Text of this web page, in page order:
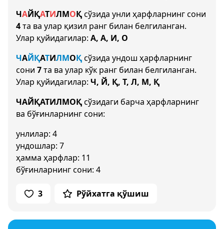
ЧАЙҚАТИЛМОҚсўзида унли ҳарфларнинг сони
4та ва улар қизил ранг билан белгиланган.
Улар қуйидагилар: А, А, И, О
ЧАЙҚАТИЛМОҚсўзида ундош ҳарфларнинг
сони 7та ва улар кўк ранг билан белгиланган.
Улар қуйидагилар: Ч, Й, Қ, Т, Л, М, Қ
ЧАЙҚАТИЛМОҚсўзидаги барча ҳарфларнинг
ва бўғинларнинг сони:
унлилар: 4
ундошлар: 7
ҳамма ҳарфлар: 11
бўғинларнинг сони: 4
3 Рўйхатга қўшиш